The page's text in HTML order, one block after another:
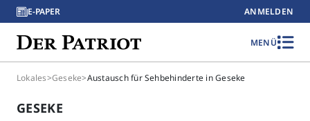
E-PAPER ANMELDEN
MENÜ
Lokales>Geseke>Austausch für Sehbehinderte in Geseke
GESEKE